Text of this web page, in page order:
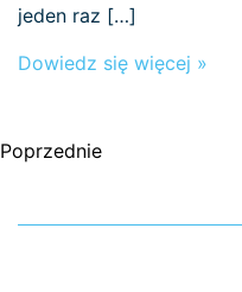
jeden raz […]
Dowiedz się więcej »
Poprzednie